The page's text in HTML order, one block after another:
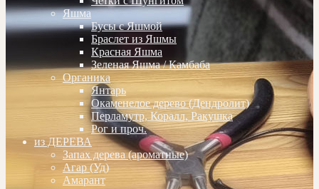
Яшма
Бусы с Яшмой
Браслет из Яшмы
Красная Яшма
Зеленая Яшма / Камбаба
Органика
Янтарь
Окаменелое дерево (Дендролит)
Перламутр, Коралл, Ракушка
Рог и проч.
из ДЕРЕВА
Запах дерева (ароматные)
Агар (Уд)
Амарант